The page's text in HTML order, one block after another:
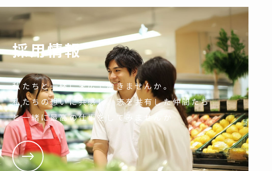
採用情報
私たちと一緒に末広で働きませんか。
私たちの想いに共感し。志を共有した仲間たち
と一緒に最高の仕事をしてみませんか